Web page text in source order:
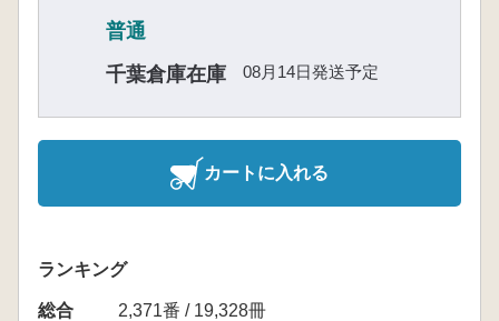
普通
千葉倉庫在庫
08月14日発送予定
カートに入れる
ランキング
総合
2,371番 / 19,328冊